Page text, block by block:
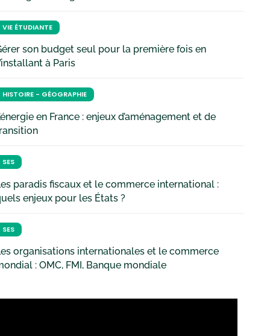
VIE ÉTUDIANTE
son budget seul pour la première fois en
à Paris
HISTOIRE - GÉOGRAPHIE
en France : enjeux d’aménagement et de
SES
paradis fiscaux et le commerce international :
enjeux pour les États ?
SES
organisations internationales et le commerce
: OMC, FMI, Banque mondiale